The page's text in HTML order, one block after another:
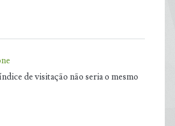
de visitação não seria o mesmo